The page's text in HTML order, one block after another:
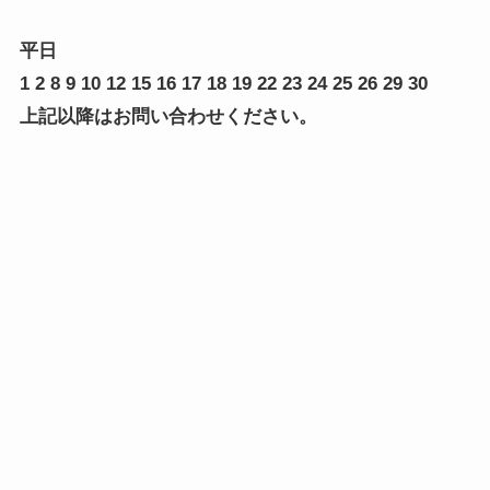
平日
1 2 8 9 10 12 15 16 17 18 19 22 23 24 25 26 29 30
上記以降はお問い合わせください。